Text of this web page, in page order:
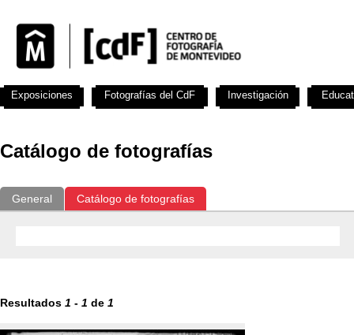
Catálogo de fotografías
General Catálogo de fotografías
Resultados 1 - 1 de 1
Exposiciones Fotografías del CdF Investigación